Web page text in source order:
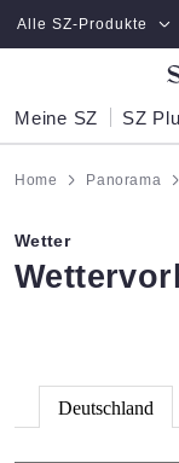
Zum Hauptinhalt
Alle SZ-Produkte
Meine SZ SZ
Home Panorama
Wetter
:
Deutschland